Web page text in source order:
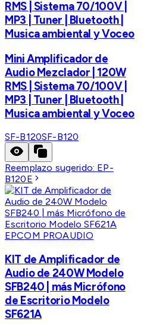
RMS | Sistema 70/100V |
MP3 | Tuner | Bluetooth |
Musica ambiental y Voceo
Mini Amplificador de
Audio Mezclador | 120W
RMS | Sistema 70/100V |
MP3 | Tuner | Bluetooth |
Musica ambiental y Voceo
SF-B120SF-B120
Reemplazo sugerido: EP-
B120E
EPCOM PROAUDIO
KIT de Amplificador de
Audio de 240W Modelo
SFB240 | más Micrófono
de Escritorio Modelo
SF621A